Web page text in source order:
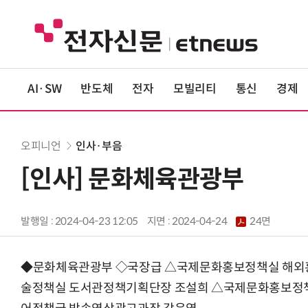
AI·SW 반도체 전자 모빌리티 통신 경제
오피니언 인사·부음
[인사] 문화체육관광부
발행일 : 2024-04-23 12:05 지면 :2024-04-24 24면
◆문화체육관광부 ◇국장급 △국제문화홍보정책실 해
술정책실 도서관정책기획단장 조설희 △국제문화홍보